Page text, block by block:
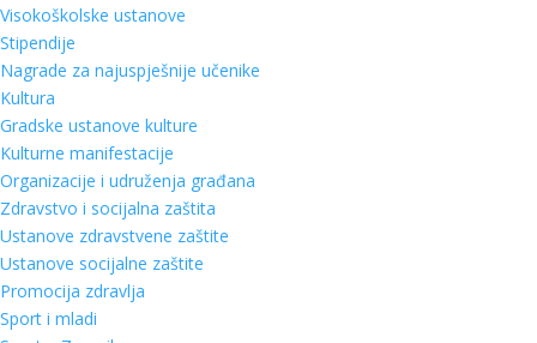
Visokoškolske ustanove
Stipendije
Nagrade za najuspješnije učenike
Kultura
Gradske ustanove kulture
Kulturne manifestacije
Organizacije i udruženja građana
Zdravstvo i socijalna zaštita
Ustanove zdravstvene zaštite
Ustanove socijalne zaštite
Promocija zdravlja
Sport i mladi